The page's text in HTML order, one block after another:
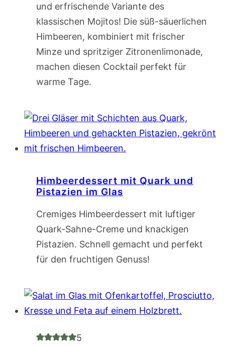
und erfrischende Variante des
klassischen Mojitos! Die süß-säuerlichen
Himbeeren, kombiniert mit frischer
Minze und spritziger Zitronenlimonade,
machen diesen Cocktail perfekt für
warme Tage.
Himbeerdessert mit Quark und
Pistazien im Glas
Cremiges Himbeerdessert mit luftiger
Quark-Sahne-Creme und knackigen
Pistazien. Schnell gemacht und perfekt
für den fruchtigen Genuss!
5